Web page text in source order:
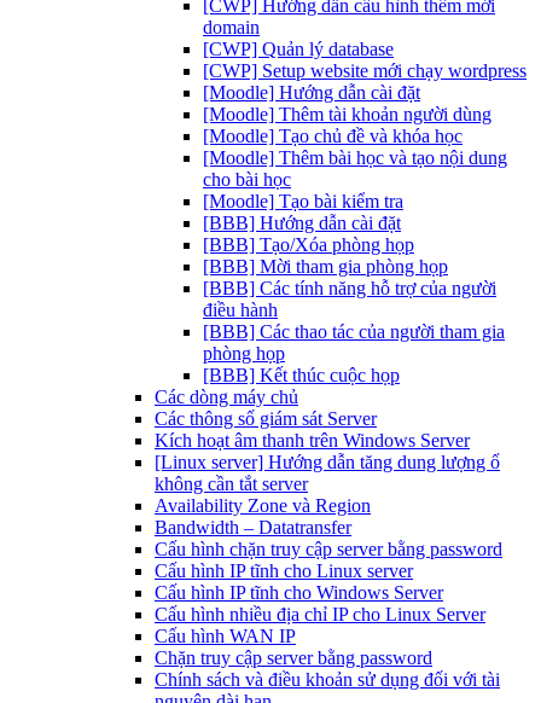
[CWP] Hướng dẫn cấu hình thêm mới
domain
[CWP] Quản lý database
[CWP] Setup website mới chạy wordpress
[Moodle] Hướng dẫn cài đặt
[Moodle] Thêm tài khoản người dùng
[Moodle] Tạo chủ đề và khóa học
[Moodle] Thêm bài học và tạo nội dung
cho bài học
[Moodle] Tạo bài kiểm tra
[BBB] Hướng dẫn cài đặt
[BBB] Tạo/Xóa phòng họp
[BBB] Mời tham gia phòng họp
[BBB] Các tính năng hỗ trợ của người
điều hành
[BBB] Các thao tác của người tham gia
phòng họp
[BBB] Kết thúc cuộc họp
Các dòng máy chủ
Các thông số giám sát Server
Kích hoạt âm thanh trên Windows Server
[Linux server] Hướng dẫn tăng dung lượng ổ
không cần tắt server
Availability Zone và Region
Bandwidth – Datatransfer
Cấu hình chặn truy cập server bằng password
Cấu hình IP tĩnh cho Linux server
Cấu hình IP tĩnh cho Windows Server
Cấu hình nhiều địa chỉ IP cho Linux Server
Cấu hình WAN IP
Chặn truy cập server bằng password
Chính sách và điều khoản sử dụng đối với tài